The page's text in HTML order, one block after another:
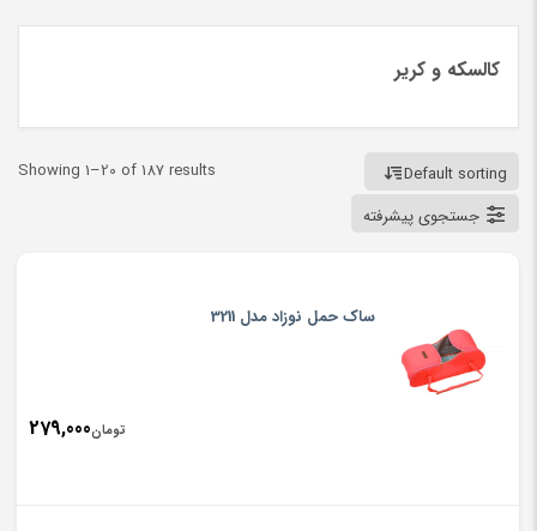
کالسکه و کریر
Showing 1–20 of 187 results
Default sorting
جستجوی پیشرفته
ساک حمل نوزاد مدل 3211
تومان279,000